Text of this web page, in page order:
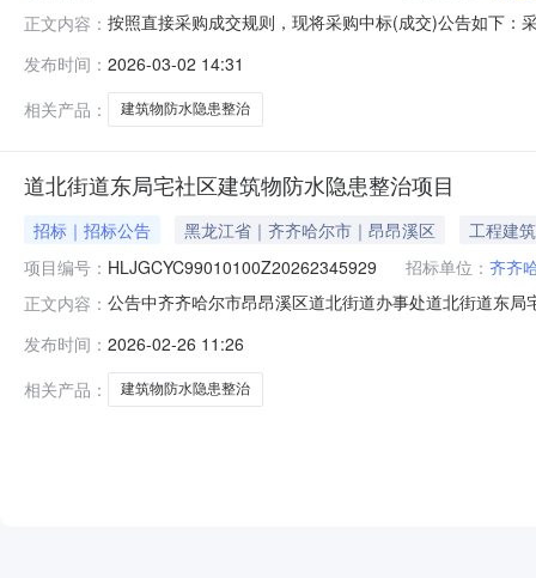
正文内容： 按照直接采购成交规则，现将采购中标(成交)公告如下
期成交金额优惠率现成交铁锋区顺陆装饰材料商店中选
发布时间： 2026-03-02 14:31
相关产品：
建筑物防水隐患整治
道北街道东局宅社区建筑物防水隐患整治项目
招标｜招标公告 黑龙江省｜齐齐哈尔市｜昂昂溪区
工程建筑
项目编号： HLJGCYC99010100Z20262345929 招标单位： 齐齐
正文内容： 公告中齐齐哈尔市昂昂溪区道北街道办事处道北街道东
患整治项目项目类型：非政府采购项目项目标的所属行
规定的程序确定并列明具体评审办法，
发布时间： 2026-02-26 11:26
相关产品：
建筑物防水隐患整治